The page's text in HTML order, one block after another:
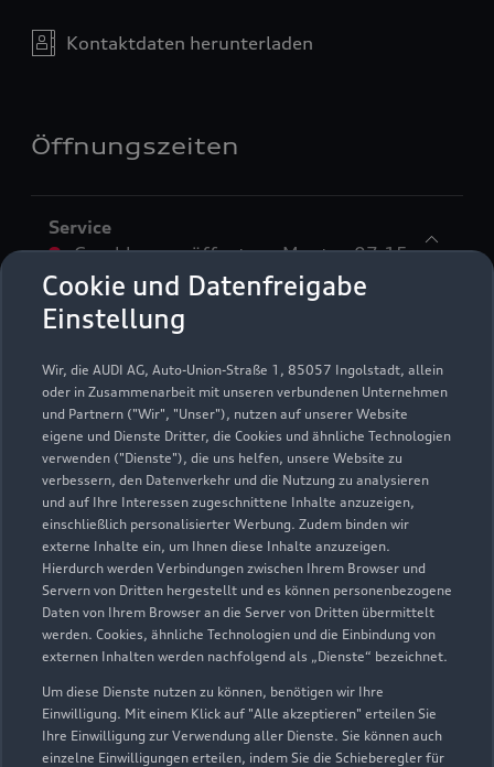
Cookie und Datenfreigabe
Einstellung
Wir, die AUDI AG, Auto-Union-Straße 1, 85057 Ingolstadt, allein
oder in Zusammenarbeit mit unseren verbundenen Unternehmen
und Partnern ("Wir", "Unser"), nutzen auf unserer Website
eigene und Dienste Dritter, die Cookies und ähnliche Technologien
verwenden ("Dienste"), die uns helfen, unsere Website zu
verbessern, den Datenverkehr und die Nutzung zu analysieren
und auf Ihre Interessen zugeschnittene Inhalte anzuzeigen,
einschließlich personalisierter Werbung. Zudem binden wir
externe Inhalte ein, um Ihnen diese Inhalte anzuzeigen.
Hierdurch werden Verbindungen zwischen Ihrem Browser und
Servern von Dritten hergestellt und es können personenbezogene
Daten von Ihrem Browser an die Server von Dritten übermittelt
werden. Cookies, ähnliche Technologien und die Einbindung von
externen Inhalten werden nachfolgend als „Dienste“ bezeichnet.
Um diese Dienste nutzen zu können, benötigen wir Ihre
Einwilligung. Mit einem Klick auf "Alle akzeptieren" erteilen Sie
Ihre Einwilligung zur Verwendung aller Dienste. Sie können auch
einzelne Einwilligungen erteilen, indem Sie die Schieberegler für
Kontaktdaten herunterladen
Öffnungszeiten
Service
Geschlossen,öffnet amMontag 07:15
Montag -
Freitag
07:15 - 17:00
Samstag -
Sonntag
Geschlossen